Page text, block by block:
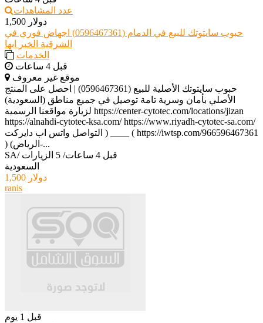
عدد المشاهدات
1,500 دولار
حبوب سايتوتك للبيع في الدمام (0596467361) اجهاض فوري في
الشرقية الخبر ابها
الخدمات
قبل 4 ساعات
موقع غير معروف
حبوب سايتوتك الأصلية للبيع (0596467361) | احصل على المنتج
الأصلي بأمان وسرية تامة توصيل في جميع مناطق (السعودية)
لزيارة مواقعنا الرسمية https://center-cytotec.com/locations/jizan
https://alnahdi-cytotec-ksa.com/ https://www.riyadh-cytotec-sa.com/
التواصل واتس اب دايركت ) ____ ( https://iwtsp.com/966596467361
) (الرياض-...
SA/ قبل 4 ساعات / 5 الزيارات
السعودية
1,500 دولار
ranis
قبل 1 يوم